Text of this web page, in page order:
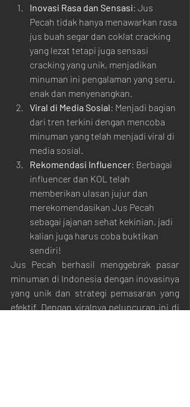
Inovasi Rasa dan Sensasi: Jus
Pecah tidak hanya menawarkan rasa
jus buah segar dan coklat cracking
yang lezat tetapi juga sensasi
cracking yang unik, menjadikan
minuman ini pengalaman yang seru,
enak dan menyenangkan.
Viral di Media Sosial: Menjadi bagian
dari tren terkini dengan mencoba
minuman yang telah menjadi viral di
media sosial.
Rekomendasi Influencer: Berbagai
influencer dan KOL telah
memberikan ulasan jujur dan
merekomendasikan Jus Pecah
sebagai jajanan sehat kekinian, jadi
kalian juga harus coba buktikan
sendiri!
Jus Pecah berhasil menggebrak pasar
minuman di Indonesia dengan inovasinya
yang unik dan strategi pemasaran yang
efektif. Dengan viralnya peluncuran ini di